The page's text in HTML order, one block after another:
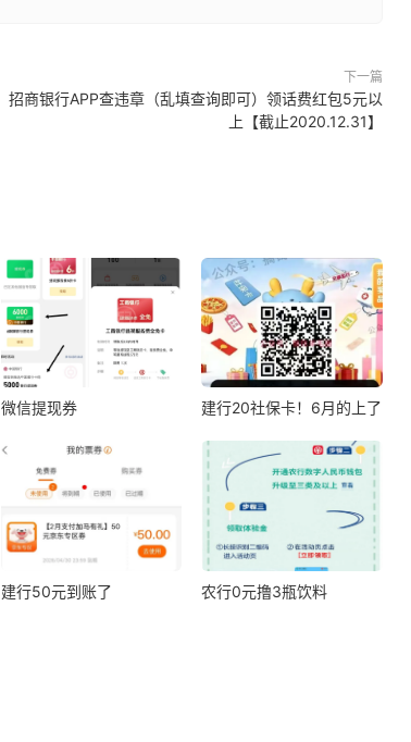
下一篇
招商银行APP查违章（乱填查询即可）领话费红包5元以
上【截止2020.12.31】
微信提现券 建行20社保卡！6月的上了
建行50元到账了 农行0元撸3瓶饮料